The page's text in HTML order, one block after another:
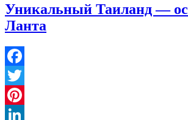
Уникальный Таиланд —
Ланта
Facebook
Twitter
Pinterest